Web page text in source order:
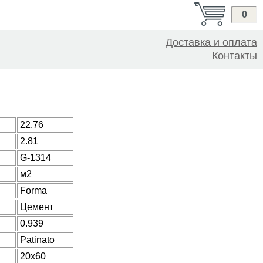
0
Доставка и оплата
Контакты
22.76
2.81
G-1314
м2
Forma
Цемент
0.939
Patinato
20x60